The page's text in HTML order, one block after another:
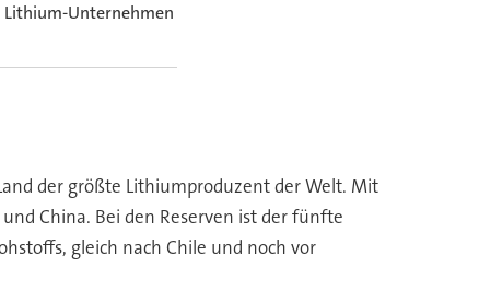
Lithium-Unternehmen
der größte Lithiumproduzent der Welt. Mit
China. Bei den Reserven ist der fünfte
gleich nach Chile und noch vor